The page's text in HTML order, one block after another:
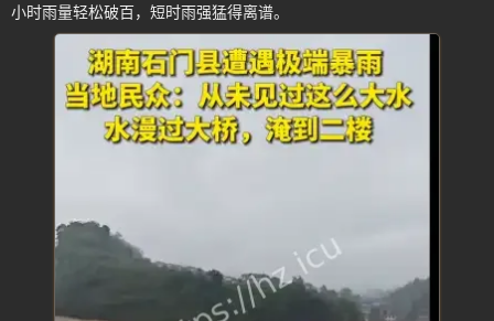
小时雨量轻松破百，短时雨强猛得离谱。